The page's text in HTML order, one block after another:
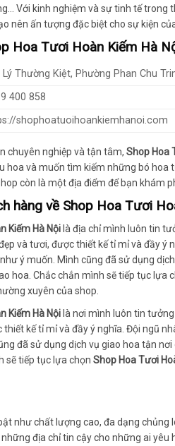
Với kinh nghiệm và sự tinh tế trong
nên ấn tượng đặc biệt cho sự kiện
Hoa Tươi Hoàn Kiếm Hà
Lý Thường Kiệt, Phường Phan Chu
400 858
shophoatuoihoankiemhanoi.com
chuyên nghiệp và tận tâm, Shop Hoa
hoa và muốn tìm kiếm những bó hoa
còn là một địa điểm để bạn khám
hàng về Shop Hoa Tươi
Kiếm Hà Nội là địa chỉ mình luôn tin
và tươi, được thiết kế tỉ mỉ và đầy
ý muốn. Mình cũng đã sử dụng
hoa. Chắc chắn mình sẽ tiếp tục lựa
xuyên của shop.
Kiếm Hà Nội là nơi mình luôn tin
thiết kế tỉ mỉ và đầy ý nghĩa. Đội ngũ
đã sử dụng dịch vụ giao hoa tận
sẽ tiếp tục lựa chọn Shop Hoa Tươi
như chất lượng cao, đa dạng chủng
địa chỉ tin cậy cho những ai